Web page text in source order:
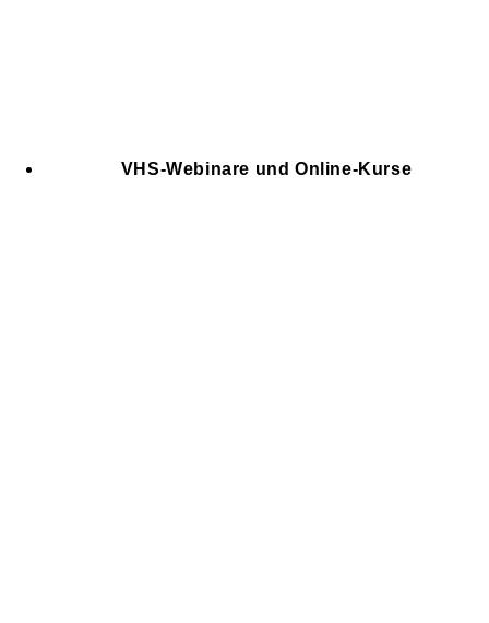
VHS-Webinare und Online-Kurse